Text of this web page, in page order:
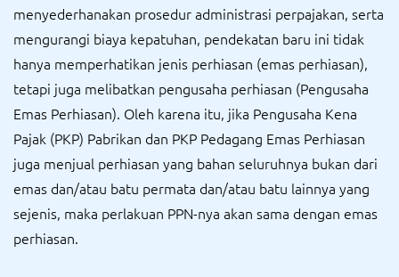
menyederhanakan prosedur administrasi perpajakan, serta
mengurangi biaya kepatuhan, pendekatan baru ini tidak
hanya memperhatikan jenis perhiasan (emas perhiasan),
tetapi juga melibatkan pengusaha perhiasan (Pengusaha
Emas Perhiasan). Oleh karena itu, jika Pengusaha Kena
Pajak (PKP) Pabrikan dan PKP Pedagang Emas Perhiasan
juga menjual perhiasan yang bahan seluruhnya bukan dari
emas dan/atau batu permata dan/atau batu lainnya yang
sejenis, maka perlakuan PPN-nya akan sama dengan emas
perhiasan.